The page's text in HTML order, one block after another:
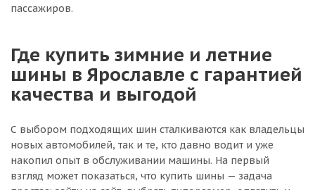
пассажиров.
Где купить зимние и летние
шины в Ярославле с гарантией
качества и выгодой
С выбором подходящих шин сталкиваются как владельцы
новых автомобилей, так и те, кто давно водит и уже
накопил опыт в обслуживании машины. На первый
взгляд может показаться, что купить шины — задача